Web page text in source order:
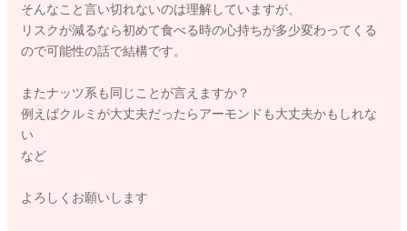
そんなこと言い切れないのは理解していますが、
リスクが減るなら初めて食べる時の心持ちが多少変わってくる
ので可能性の話で結構です。
またナッツ系も同じことが言えますか？
例えばクルミが大丈夫だったらアーモンドも大丈夫かもしれな
い
など
よろしくお願いします